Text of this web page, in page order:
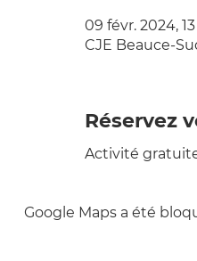
09 févr. 2024,
CJE Beauce-
Réservez
Activité
Google Maps a été